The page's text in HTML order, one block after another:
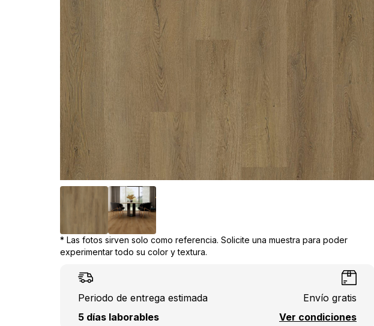
* Las fotos sirven solo como referencia. Solicite una muestra para poder
experimentar todo su color y textura.
Periodo de entrega estimada
5 días laborables
Envío gratis
Ver condiciones